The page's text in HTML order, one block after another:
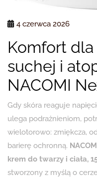
4 czerwca 2026
Komfort dla
suchej i
NACOMI
Gdy skóra reaguje
ulega podrażnieniom,
wielotorowo: zmiękcza,
barierę ochronną.
krem do twarzy i ciała,
stworzony z myślą o